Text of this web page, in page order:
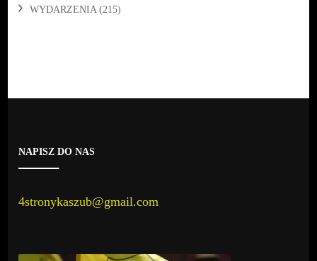
WYDARZENIA (215)
NAPISZ DO NAS
4stronykaszub@gmail.com